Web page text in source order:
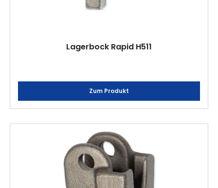
Lagerbock Rapid H511
Zum Produkt